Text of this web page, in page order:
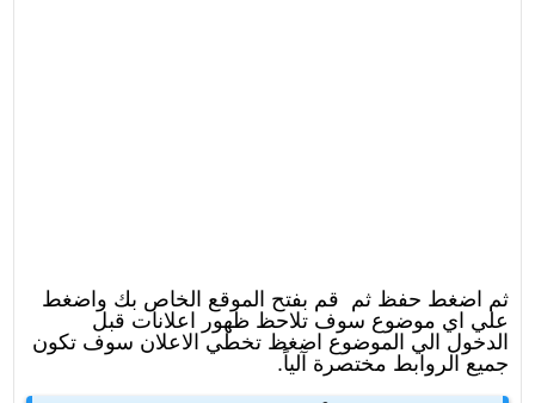
ثم اضغط حفظ ثم قم بفتح الموقع الخاص بك واضغط
علي اي موضوع سوف تلاحظ ظهور اعلانات قبل
الدخول الي الموضوع اضغظ تخطي الاعلان سوف تكون
جميع الروابط مختصرة آلياً.